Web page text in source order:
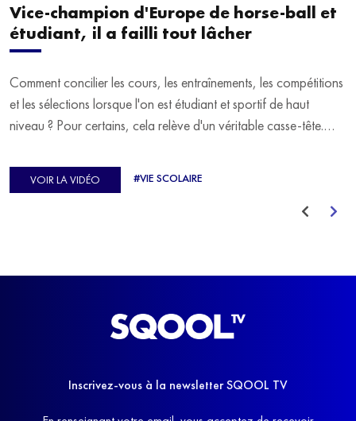
Vice-champion d'Europe de horse-ball et
étudiant, il a failli tout lâcher
Comment concilier les cours, les entraînements, les compétitions
et les sélections lorsque l'on est étudiant et sportif de haut
niveau ? Pour certains, cela relève d'un véritable casse-tête.
d'Europe de Horse-ball, qui a failli abandonner ses études
avant de trouver un nouvel équilibre.
VOIR LA VIDÉO #VIE SCOLAIRE
Inscrivez-vous à la newsletter SQOOL TV